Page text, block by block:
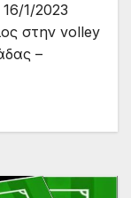
1/2023
στην volley
–